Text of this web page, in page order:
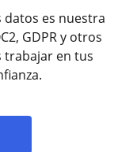
datos es nuestra
GDPR y otros
trabajar en tus